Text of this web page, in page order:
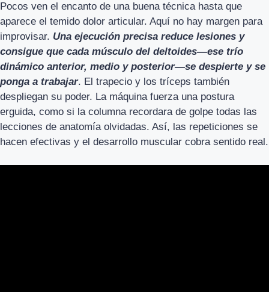
Pocos ven el encanto de una buena técnica hasta que
aparece el temido dolor articular. Aquí no hay margen para
improvisar. Una ejecución precisa reduce lesiones y
consigue que cada músculo del deltoides—ese trío
dinámico anterior, medio y posterior—se despierte y se
ponga a trabajar. El trapecio y los tríceps también
despliegan su poder. La máquina fuerza una postura
erguida, como si la columna recordara de golpe todas las
lecciones de anatomía olvidadas. Así, las repeticiones se
hacen efectivas y el desarrollo muscular cobra sentido real.